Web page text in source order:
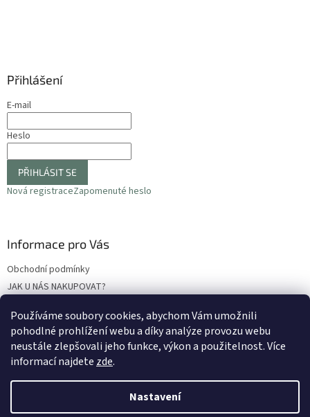
Používáme soubory cookies, abychom Vám umožnili
pohodlné prohlížení webu a díky analýze provozu webu
neustále zlepšovali jeho funkce, výkon a použitelnost. Více
informací najdete zde.
Nastavení
Přihlášení
E-mail
Heslo
PŘIHLÁSIT SE
Nová registraceZapomenuté heslo
Informace pro Vás
Obchodní podmínky
JAK U NÁS NAKUPOVAT?
Odstoupení od smlouvy
Reklamační protokol
Vytvořil Shoptet